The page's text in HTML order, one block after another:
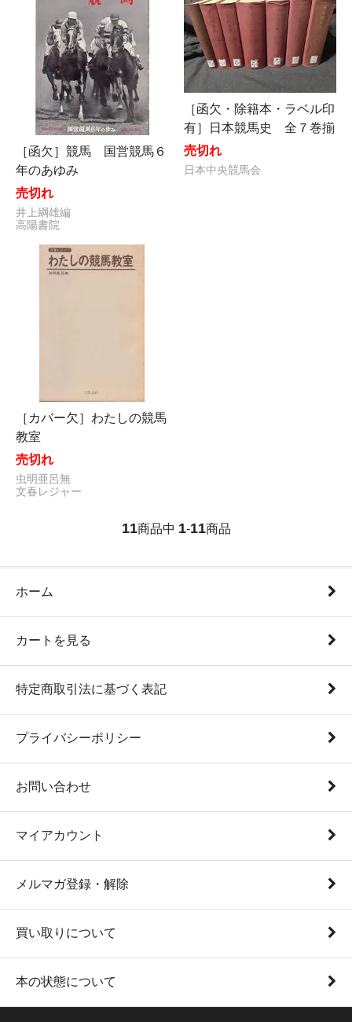
［函欠］競馬 国営競馬６
年のあゆみ
売切れ
井上綱雄編
高陽書院
［函欠・除籍本・ラベル印
有］日本競馬史 全７巻揃
売切れ
日本中央競馬会
［カバー欠］わたしの競馬
教室
売切れ
虫明亜呂無
文春レジャー
11商品中 1-11商品
ホーム
カートを見る
特定商取引法に基づく表記
プライバシーポリシー
お問い合わせ
マイアカウント
メルマガ登録・解除
買い取りについて
本の状態について